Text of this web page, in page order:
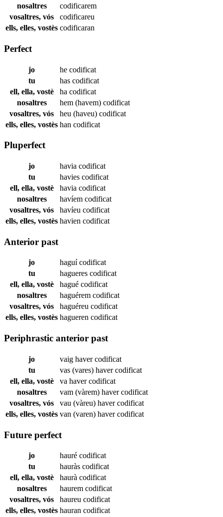
nosaltres
codificarem
vosaltres, vós
codificareu
ells, elles, vostès codificaran
Perfect
jo he codificat
tu
has codificat
ell, ella, vostè
ha codificat
nosaltres
hem (havem) codificat
vosaltres, vós
heu (haveu) codificat
ells, elles, vostès han codificat
Pluperfect
jo havia codificat
tu
havies codificat
ell, ella, vostè
havia codificat
nosaltres
havíem codificat
vosaltres, vós
havíeu codificat
ells, elles, vostès havien codificat
Anterior past
jo haguícodificat
tu
hagueres codificat
ell, ella, vostè
hagué codificat
nosaltres
haguérem codificat
vosaltres, vós
haguéreu codificat
ells, elles, vostès hagueren codificat
Periphrastic anterior past
jo vaig havercodificat
tu
vas (vares) havercodificat
ell, ella, vostè
va havercodificat
nosaltres
vam (vàrem) havercodificat
vosaltres, vós
vau (vàreu) havercodificat
ells, elles, vostès van (varen) havercodificat
Future perfect
jo hauré codificat
tu
hauràs codificat
ell, ella, vostè
haurà codificat
nosaltres
haurem codificat
vosaltres, vós
haureu codificat
ells, elles, vostès hauran codificat